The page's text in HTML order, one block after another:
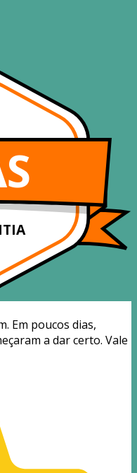
Em poucos dias,
a dar certo. Vale